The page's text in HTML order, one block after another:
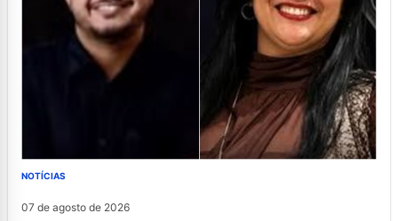
NOTÍCIAS
07 de agosto de 2026